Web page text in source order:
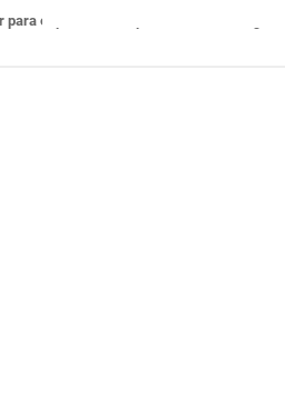
explorar más oportunidades de